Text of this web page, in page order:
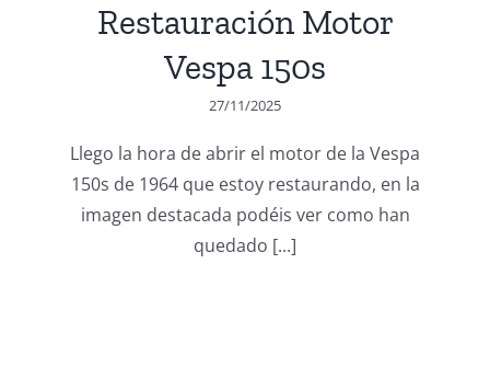
Restauración Motor
Vespa 150s
27/11/2025
Llego la hora de abrir el motor de la Vespa
150s de 1964 que estoy restaurando, en la
imagen destacada podéis ver como han
quedado [...]